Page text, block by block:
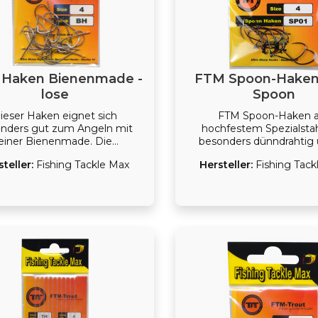
Bienenmade -
lose
Haken eignet sich
gut zum Angeln mit
Bienenmade. Die
Made, wenn es heißt
Fishing Tackle Max
FTM Spoon-
Spoon
FTM Spoon-Haken
hochfestem
besonders dünndrahtig
Situationen gehakt
landen. FTM Spoon-
Hersteller: Fishing